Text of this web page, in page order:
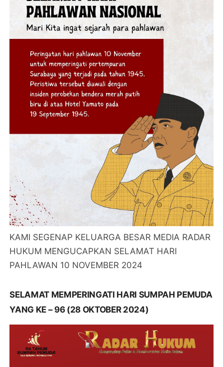
KAMI SEGENAP KELUARGA BESAR MEDIA RADAR
HUKUM MENGUCAPKAN SELAMAT HARI
PAHLAWAN 10 NOVEMBER 2024
SELAMAT MEMPERINGATI HARI SUMPAH PEMUDA
YANG KE – 96 (28 OKTOBER 2024)